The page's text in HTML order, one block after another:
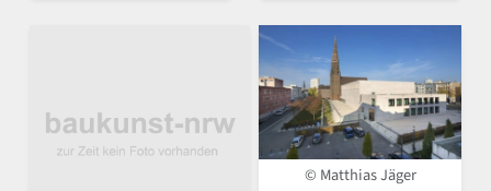
© Matthias Jäger